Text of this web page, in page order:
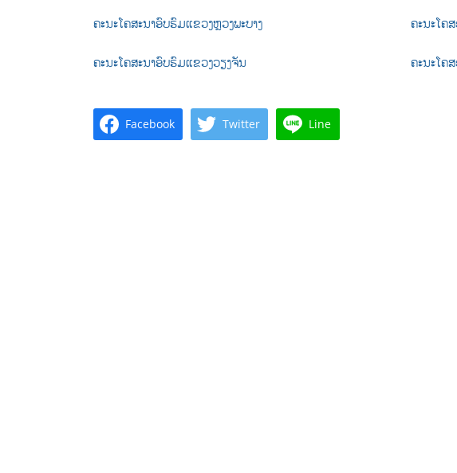
ຄະນະໂຄສະນາອົບຮົມແຂວງຫຼວງພະບາງ
ຄະນະໂຄສະນາອົບຮົມແຂວງວຽງຈັນ
ຄະນະໂຄ
ຄະນະໂຄ
Facebook Twitter Line